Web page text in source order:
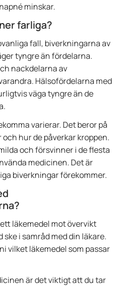
minskar.
farliga?
fall, biverkningarna av
tyngre än fördelarna.
nackdelarna av
Hälsofördelarna med
väga tyngre än de
varierar. Det beror på
hur de påverkar kroppen.
och försvinner i de flesta
medicinen. Det är
biverkningar förekommer.
läkemedel mot övervikt
i samråd med din läkare.
vilket läkemedel som passar
är det viktigt att du tar